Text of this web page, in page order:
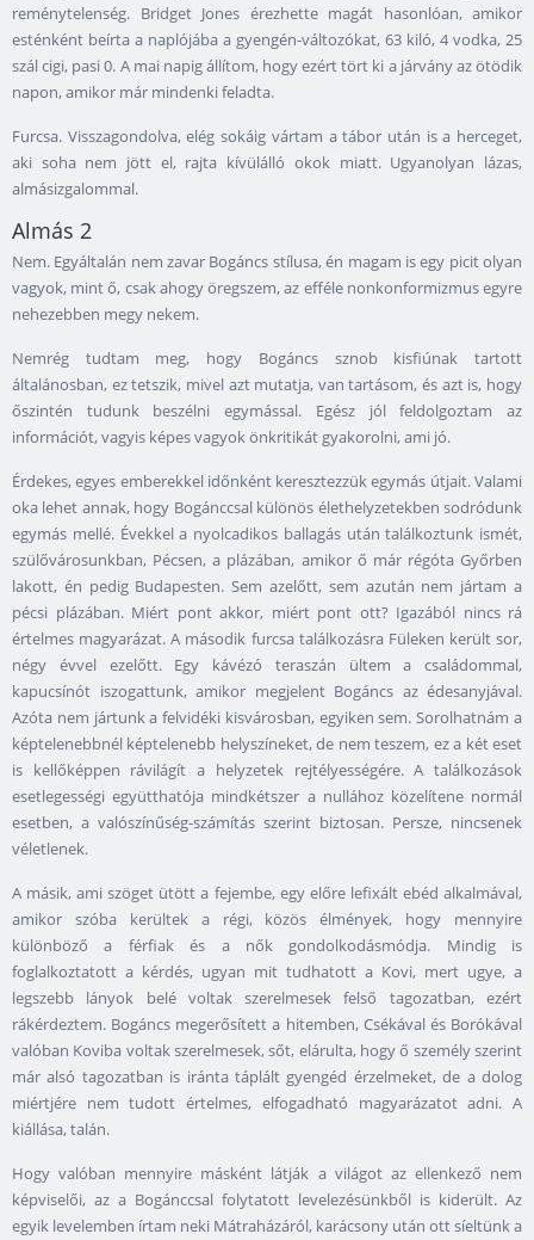
reménytelenség. Bridget Jones érezhette magát hasonlóan, amikor
esténként beírta a naplójába a gyengén-változókat, 63 kiló, 4 vodka, 25
szál cigi, pasi 0. A mai napig állítom, hogy ezért tört ki a járvány az ötödik
napon, amikor már mindenki feladta.
Furcsa. Visszagondolva, elég sokáig vártam a tábor után is a herceget,
aki soha nem jött el, rajta kívülálló okok miatt. Ugyanolyan lázas,
almásizgalommal.
Almás 2
Nem. Egyáltalán nem zavar Bogáncs stílusa, én magam is egy picit olyan
vagyok, mint ő, csak ahogy öregszem, az efféle nonkonformizmus egyre
nehezebben megy nekem.
Nemrég tudtam meg, hogy Bogáncs sznob kisfiúnak tartott
általánosban, ez tetszik, mivel azt mutatja, van tartásom, és azt is, hogy
őszintén tudunk beszélni egymással. Egész jól feldolgoztam az
információt, vagyis képes vagyok önkritikát gyakorolni, ami jó.
Érdekes, egyes emberekkel időnként keresztezzük egymás útjait. Valami
oka lehet annak, hogy Bogánccsal különös élethelyzetekben sodródunk
egymás mellé. Évekkel a nyolcadikos ballagás után találkoztunk ismét,
szülővárosunkban, Pécsen, a plázában, amikor ő már régóta Győrben
lakott, én pedig Budapesten. Sem azelőtt, sem azután nem jártam a
pécsi plázában. Miért pont akkor, miért pont ott? Igazából nincs rá
értelmes magyarázat. A második furcsa találkozásra Füleken került sor,
négy évvel ezelőtt. Egy kávézó teraszán ültem a családommal,
kapucsínót iszogattunk, amikor megjelent Bogáncs az édesanyjával.
Azóta nem jártunk a felvidéki kisvárosban, egyiken sem. Sorolhatnám a
képtelenebbnél képtelenebb helyszíneket, de nem teszem, ez a két eset
is kellőképpen rávilágít a helyzetek rejtélyességére. A találkozások
esetlegességi együtthatója mindkétszer a nullához közelítene normál
esetben, a valószínűség-számítás szerint biztosan. Persze, nincsenek
véletlenek.
A másik, ami szöget ütött a fejembe, egy előre lefixált ebéd alkalmával,
amikor szóba kerültek a régi, közös élmények, hogy mennyire
különböző a férfiak és a nők gondolkodásmódja. Mindig is
foglalkoztatott a kérdés, ugyan mit tudhatott a Kovi, mert ugye, a
legszebb lányok belé voltak szerelmesek felső tagozatban, ezért
rákérdeztem. Bogáncs megerősített a hitemben, Csékával és Borókával
valóban Koviba voltak szerelmesek, sőt, elárulta, hogy ő személy szerint
már alsó tagozatban is iránta táplált gyengéd érzelmeket, de a dolog
miértjére nem tudott értelmes, elfogadható magyarázatot adni. A
kiállása, talán.
Hogy valóban mennyire másként látják a világot az ellenkező nem
képviselői, az a Bogánccsal folytatott levelezésünkből is kiderült. Az
egyik levelemben írtam neki Mátraházáról, karácsony után ott síeltünk a